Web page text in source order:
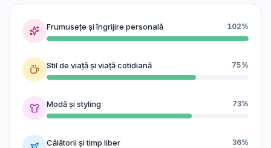
Frumusețe și îngrijire personală 102%
Stil de viață și viață cotidiană 75%
Modă și styling 73%
Călătorii și timp liber 36%